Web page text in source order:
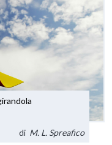
di M. L. Spreafico